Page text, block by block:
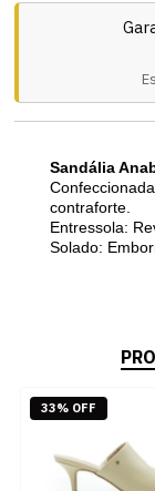
Sandália
contraforte.
Entressola:
Solado:
33% OFF